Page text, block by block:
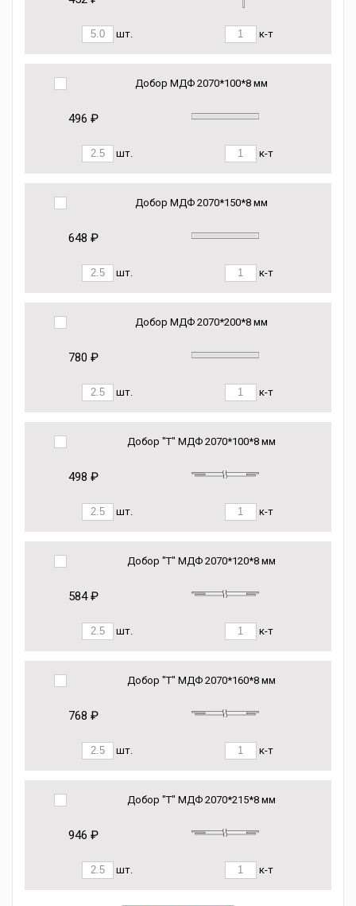
шт. к-т
Добор МДФ 2070*100*8 мм
496 ₽
шт. к-т
Добор МДФ 2070*150*8 мм
648 ₽
шт. к-т
Добор МДФ 2070*200*8 мм
780 ₽
шт. к-т
Добор "Т" МДФ 2070*100*8 мм
498 ₽
шт. к-т
Добор "Т" МДФ 2070*120*8 мм
584 ₽
шт. к-т
Добор "Т" МДФ 2070*160*8 мм
768 ₽
шт. к-т
Добор "Т" МДФ 2070*215*8 мм
946 ₽
шт. к-т